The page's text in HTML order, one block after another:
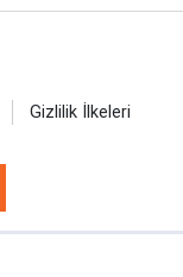
Gizlilik İlkeleri